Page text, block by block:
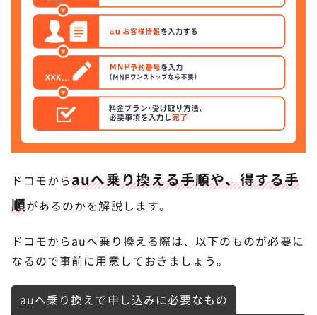
現在支払っている機種代金の残債は継続
ドコモは解約月の日割り計算がない
SIMロック解除が必要か確認
未成年はauオンラインショップから乗り換えできな
6 ドコモからauへ乗り換える時のよくある質問
乗り換える際にauオンラインショップで手数料がか
auの乗り換えで安いおすすめ機種は？
スマホトクするプログラム＋を利用したほうがよい
ですか？
MNPワンストップ手続きの流れは？
ドコモからauへ乗り換える手順や、得する手
順があるのかを解説します。
ドコモからauへ乗り換える際は、以下のものが必要に
なるので事前に用意しておきましょう。
auへ乗り換えで申し込みに必要なもの